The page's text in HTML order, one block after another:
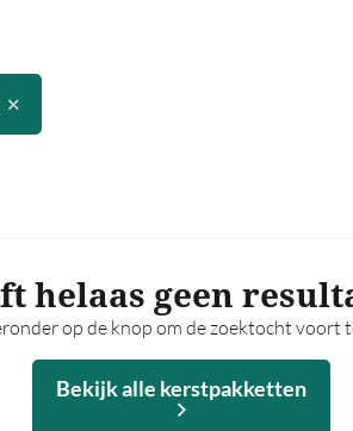
helaas geen
op de knop om de zoektocht voort
Bekijk alle kerstpakketten